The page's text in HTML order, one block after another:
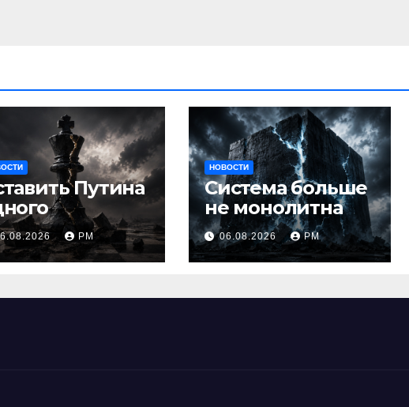
Путина
РМ
НОВОСТИ
Система больше
не монолитна
06.08.2026 РМ